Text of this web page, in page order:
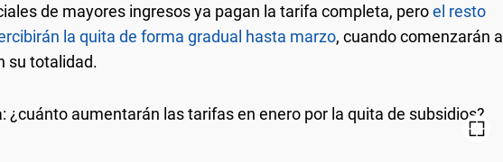
de mayores ingresos ya pagan la tarifa completa, peroel resto
la quita de forma gradual hasta marzo, cuando comenzarán a
su totalidad.